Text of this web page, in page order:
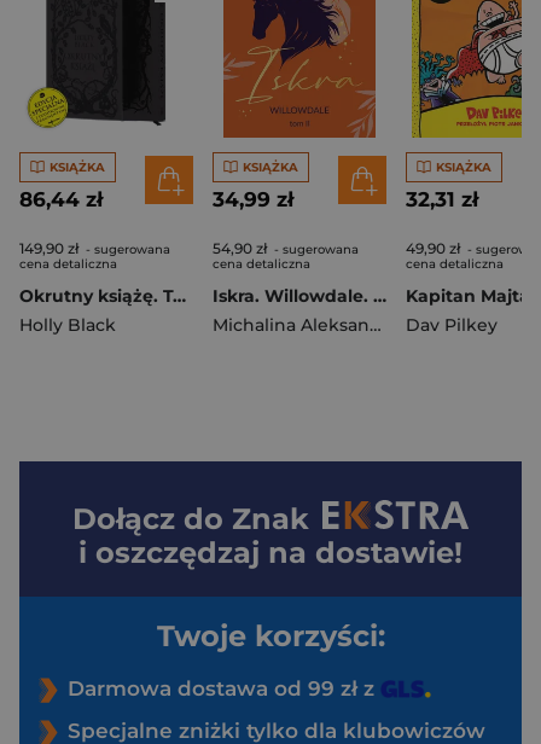
KSIĄŻKA
86,44 zł
149,90 zł - sugerowana
cena detaliczna
Okrutny książę. Tom 1 wyd. specjalne
Holly Black
KSIĄŻKA
34,99 zł
54,90 zł - sugerowana
cena detaliczna
Iskra. Willowdale. Tom 2
Michalina Aleksandrowicz
KSIĄŻKA
32,31 zł
49,90 zł -
cena detaliczna
Dav Pilkey
Dołącz do Znak
i oszczędzaj na dostawie!
Twoje korzyści:
Darmowa dostawa od 99 zł z
Specjalne zniżki tylko dla klubowiczów